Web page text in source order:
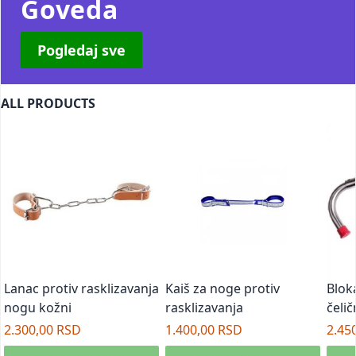
Goveda
Pogledaj sve
ALL PRODUCTS
Lanac protiv rasklizavanja
nogu kožni
2.300,00 RSD
Kaiš za noge protiv
rasklizavanja
1.400,00 RSD